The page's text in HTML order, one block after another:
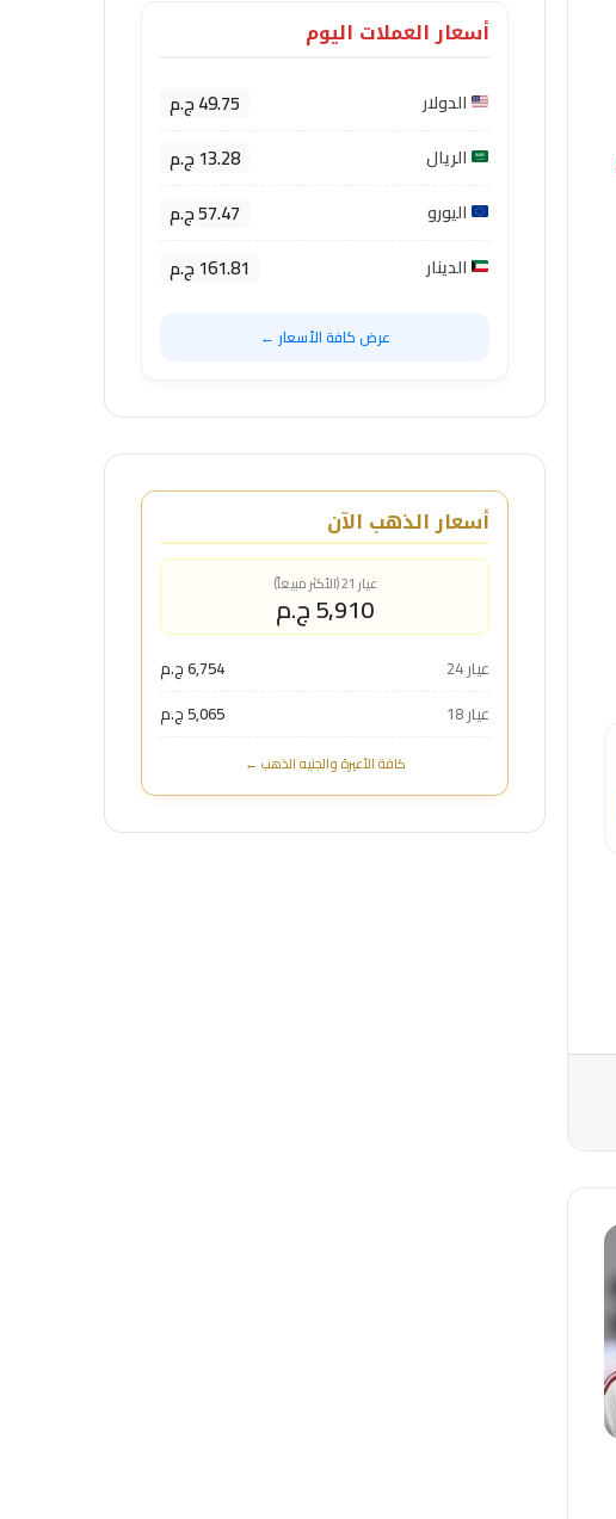
أسعار العملات اليوم
الدولار 49.75 ج.م
الريال 13.28 ج.م
اليورو 57.47 ج.م
الدينار 161.81 ج.م
عرض كافة الأسعار ←
أسعار الذهب الآن
عيار 21 (الأكثر مبيعاً)
5,910 ج.م
عيار 24
6,754 ج.م
عيار 18
5,065 ج.م
كافة الأعيرة والجنيه الذهب ←